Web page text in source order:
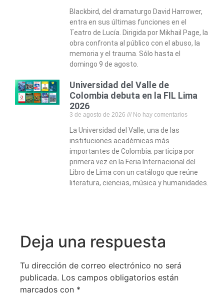
Blackbird, del dramaturgo David Harrower,
entra en sus últimas funciones en el
Teatro de Lucía. Dirigida por Mikhail Page, la
obra confronta al público con el abuso, la
memoria y el trauma. Sólo hasta el
domingo 9 de agosto.
Universidad del Valle de
Colombia debuta en la FIL Lima
2026
3 de agosto de 2026 No hay comentarios
La Universidad del Valle, una de las
instituciones académicas más
importantes de Colombia. participa por
primera vez en la Feria Internacional del
Libro de Lima con un catálogo que reúne
literatura, ciencias, música y humanidades.
Deja una respuesta
Tu dirección de correo electrónico no será
publicada. Los campos obligatorios están
marcados con *